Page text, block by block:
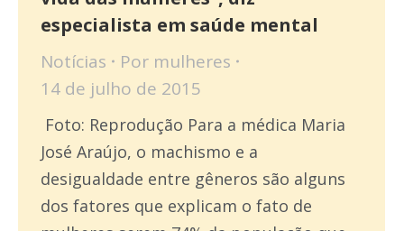
especialista em saúde mental
Notícias Por mulheres
14 de julho de 2015
Foto: Reprodução Para a médica Maria
José Araújo, o machismo e a
desigualdade entre gêneros são alguns
dos fatores que explicam o fato de